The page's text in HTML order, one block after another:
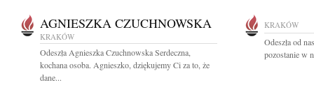
AGNIESZKA CZUCHNOWSKA
KRAKÓW
Odeszła Agnieszka Czuchnowska Serdeczna,
kochana osoba. Agnieszko, dziękujemy Ci za to, że
dane...
KRAKÓW
Odeszła od
pozostanie w